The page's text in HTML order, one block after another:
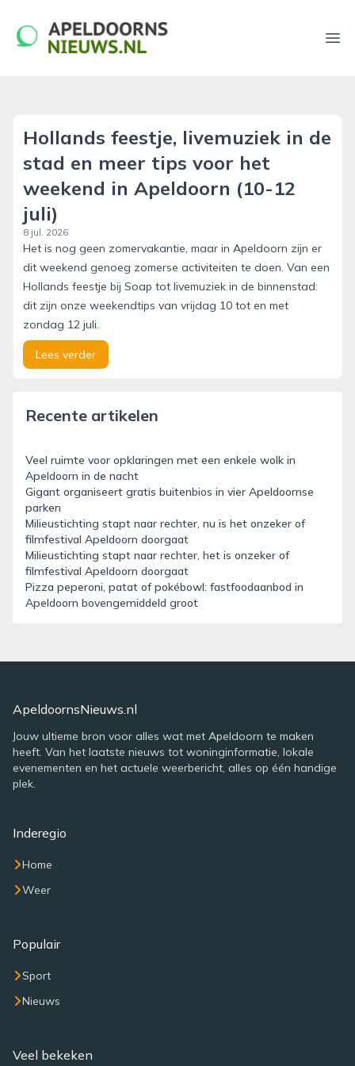
apeldoornsnieuws.nl
Hollands feestje, livemuziek in de
stad en meer tips voor het
weekend in Apeldoorn (10-12
juli)
8 jul. 2026
Het is nog geen zomervakantie, maar in Apeldoorn zijn er
dit weekend genoeg zomerse activiteiten te doen. Van een
Hollands feestje bij Soap tot livemuziek in de binnenstad:
dit zijn onze weekendtips van vrijdag 10 tot en met
zondag 12 juli.
Lees verder
Recente artikelen
Veel ruimte voor opklaringen met een enkele wolk in
Apeldoorn in de nacht
Gigant organiseert gratis buitenbios in vier Apeldoornse
parken
Milieustichting stapt naar rechter, nu is het onzeker of
filmfestival Apeldoorn doorgaat
Milieustichting stapt naar rechter, het is onzeker of
filmfestival Apeldoorn doorgaat
Pizza peperoni, patat of pokébowl: fastfoodaanbod in
Apeldoorn bovengemiddeld groot
ApeldoornsNieuws.nl
Jouw ultieme bron voor alles wat met Apeldoorn te maken
heeft. Van het laatste nieuws tot woninginformatie, lokale
evenementen en het actuele weerbericht, alles op één handige
plek.
Inderegio
Home
Weer
Populair
Sport
Nieuws
Veel bekeken